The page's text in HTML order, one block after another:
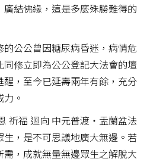
結佛緣，這是多麼殊勝難得的
公公曾因糖尿病昏迷，病情危
修立即為公公登記大法會的壇
，至今已延壽兩年有餘，充分
。
祈福 迴向 中元普渡‧盂蘭盆法
，是不可思議地廣大無邊。若
，成就無量無邊眾生之解脫大